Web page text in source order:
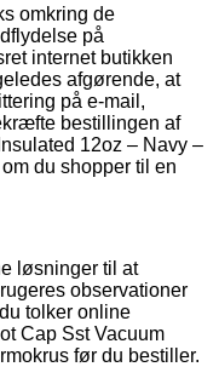
omkring de
på
internet butikken
afgørende, at
på e-mail,
bestillingen af
12oz – Navy –
du shopper til en
løsninger til at
observationer
tolker online
Cap Sst Vacuum
før du bestiller.